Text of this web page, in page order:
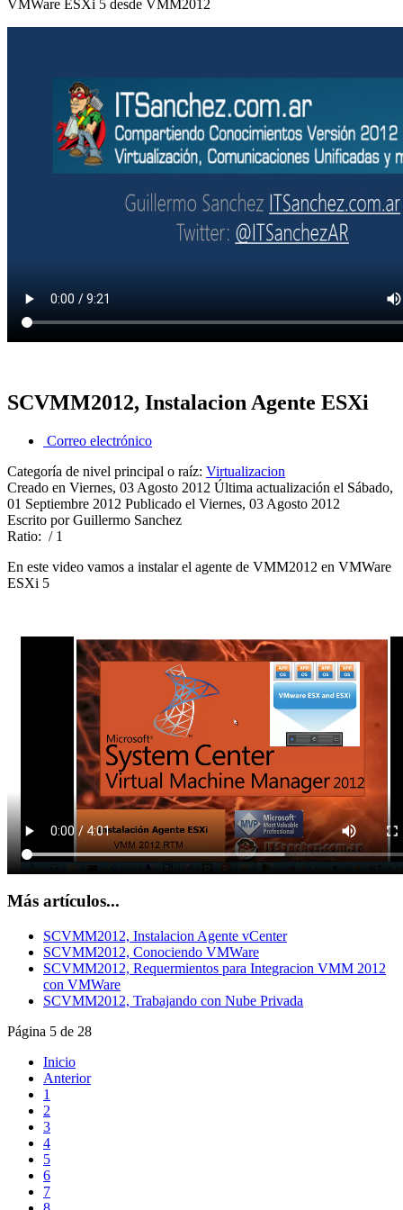
VMWare ESXi 5 desde VMM2012
SCVMM2012, Instalacion Agente ESXi
Correo electrónico
Categoría de nivel principal o raíz: Virtualizacion
Creado en Viernes, 03 Agosto 2012 Última actualización el Sábado,
01 Septiembre 2012 Publicado el Viernes, 03 Agosto 2012
Escrito por Guillermo Sanchez
Ratio: / 1
En este video vamos a instalar el agente de VMM2012 en VMWare
ESXi 5
Más artículos...
SCVMM2012, Instalacion Agente vCenter
SCVMM2012, Conociendo VMWare
SCVMM2012, Requermientos para Integracion VMM 2012
con VMWare
SCVMM2012, Trabajando con Nube Privada
Página 5 de 28
Inicio
Anterior
1
2
3
4
5
6
7